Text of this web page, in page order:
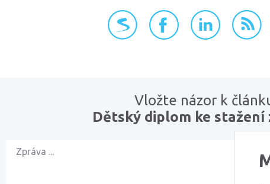
přidat na Seznam.cz
sdílet na Facebooku
sdílet naRSS
Vložte názor k
Dětský diplom ke stažení